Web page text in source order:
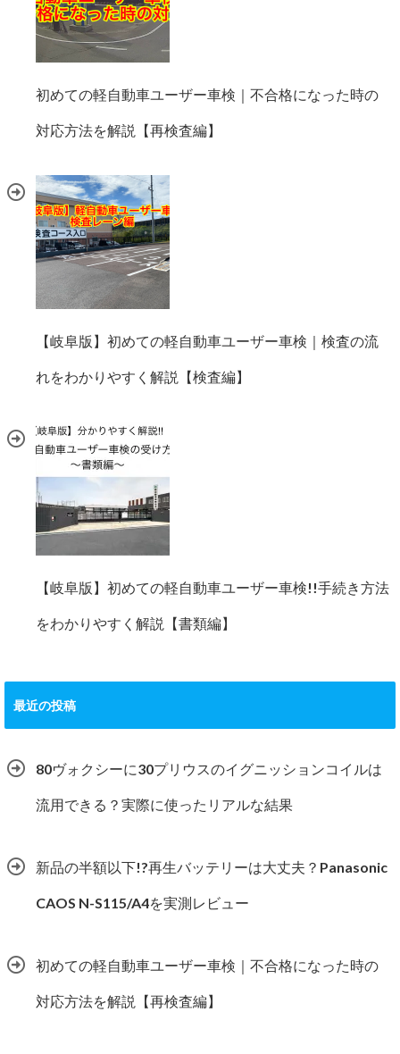
初めての軽自動車ユーザー車検｜不合格になった時の
対応方法を解説【再検査編】
【岐阜版】初めての軽自動車ユーザー車検｜検査の流
れをわかりやすく解説【検査編】
【岐阜版】初めての軽自動車ユーザー車検!!手続き方法
をわかりやすく解説【書類編】
最近の投稿
80ヴォクシーに30プリウスのイグニッションコイルは
流用できる？実際に使ったリアルな結果
新品の半額以下!?再生バッテリーは大丈夫？Panasonic
CAOS N-S115/A4を実測レビュー
初めての軽自動車ユーザー車検｜不合格になった時の
対応方法を解説【再検査編】